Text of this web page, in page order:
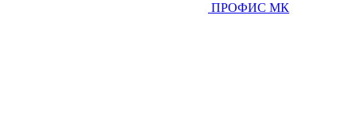
ПРОФИС МК